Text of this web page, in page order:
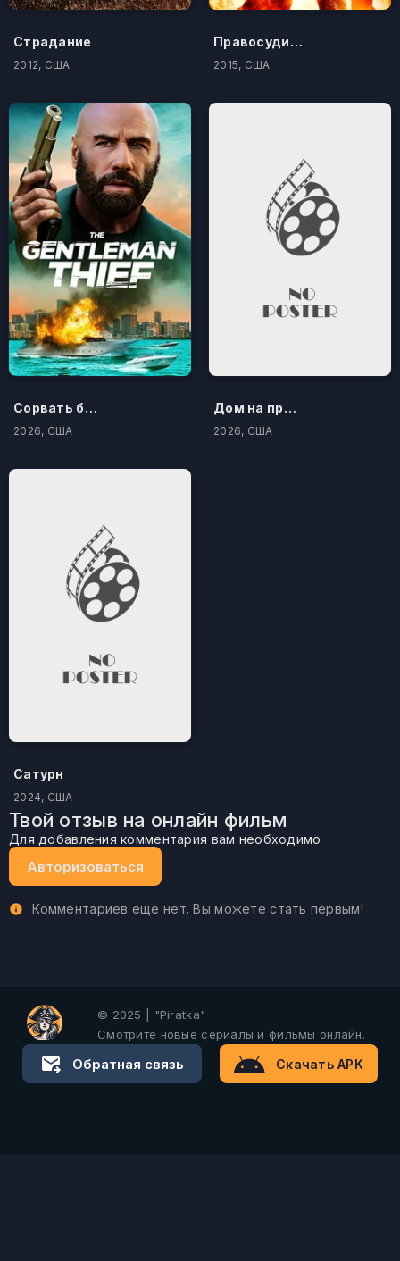
Страдание
2012, США
Правосудие по-американски
2015, США
Сорвать банк 3: Вор-джентльмен
2026, США
Дом на проклятом холме
2026, США
Сатурн
2024, США
Твой отзыв на онлайн фильм
Для добавления комментария вам необходимо
Авторизоваться
Комментариев еще нет. Вы можете стать первым!
© 2025 | "Piratka"
Смотрите новые сериалы и фильмы онлайн.
Обратная связь Скачать APK